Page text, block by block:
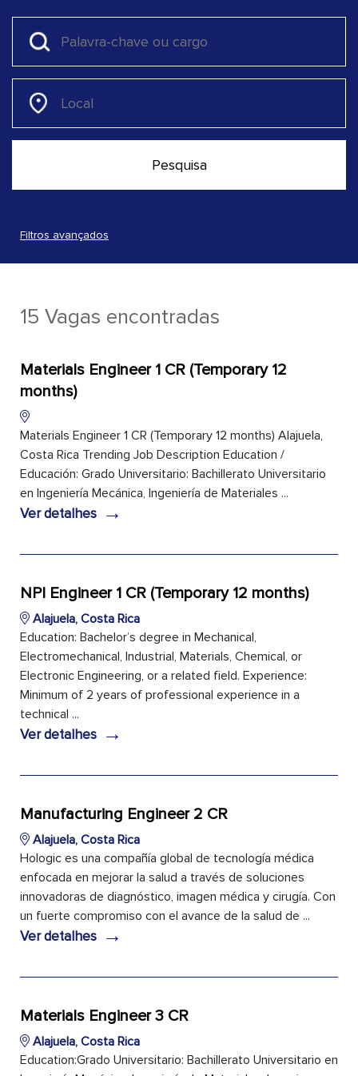
Filtros avançados
15 Vagas encontradas
Materials Engineer 1 CR (Temporary 12
months)
Materials Engineer 1 CR (Temporary 12 months) Alajuela,
Costa Rica Trending Job Description Education /
Educación: Grado Universitario: Bachillerato Universitario
en Ingeniería Mecánica, Ingeniería de Materiales ...
Ver detalhes →
NPI Engineer 1 CR (Temporary 12 months)
Alajuela, Costa Rica
Education: Bachelor’s degree in Mechanical,
Electromechanical, Industrial, Materials, Chemical, or
Electronic Engineering, or a related field. Experience:
Minimum of 2 years of professional experience in a
technical ...
Ver detalhes →
Manufacturing Engineer 2 CR
Alajuela, Costa Rica
Hologic es una compañía global de tecnología médica
enfocada en mejorar la salud a través de soluciones
innovadoras de diagnóstico, imagen médica y cirugía. Con
un fuerte compromiso con el avance de la salud de ...
Ver detalhes →
Materials Engineer 3 CR
Alajuela, Costa Rica
Education:Grado Universitario: Bachillerato Universitario en